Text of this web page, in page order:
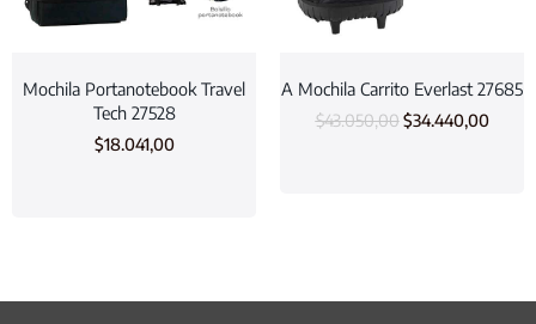
Mochila Portanotebook Travel
Tech 27528
$18.041,00
A Mochila Carrito Everlast 27685
$43.050,00 $34.440,00